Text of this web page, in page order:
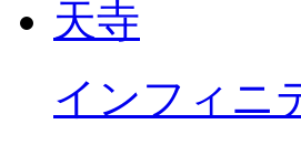
インフィニ